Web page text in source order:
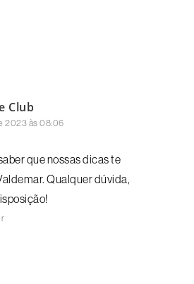
Club
2023 às 08:06
que nossas dicas te
Qualquer dúvida,